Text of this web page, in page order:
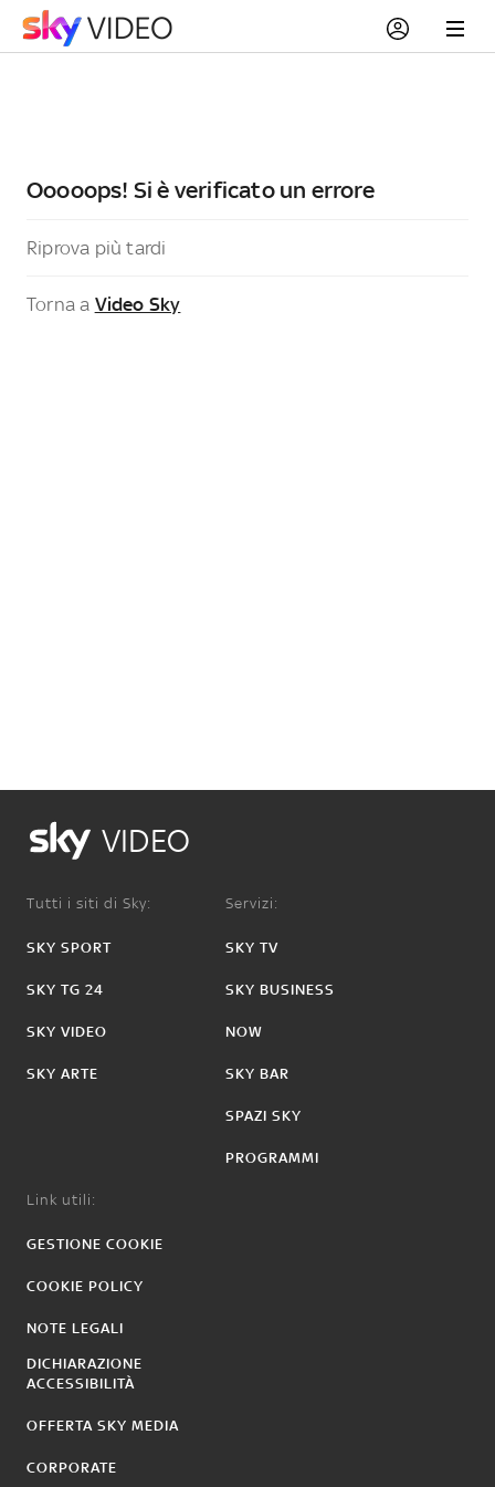
Ooooops! Si è verificato un errore
Riprova più tardi
Torna a Video Sky
VIDEO
Tutti i siti di Sky:
SKY SPORT
SKY TG 24
SKY VIDEO
SKY ARTE
Servizi:
SKY TV
SKY BUSINESS
NOW
SKY BAR
SPAZI SKY
PROGRAMMI
Link utili:
GESTIONE COOKIE
COOKIE POLICY
NOTE LEGALI
DICHIARAZIONE
ACCESSIBILITÀ
OFFERTA SKY MEDIA
CORPORATE